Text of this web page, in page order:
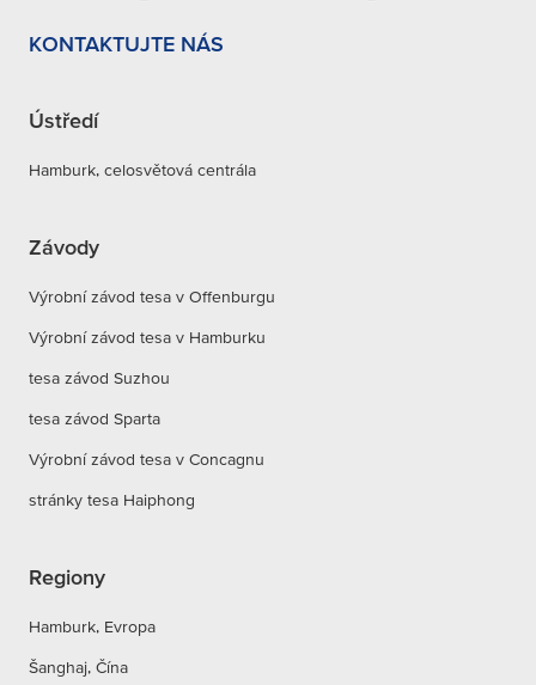
KONTAKTUJTE NÁS
Ústředí
Hamburk, celosvětová centrála
Závody
Výrobní závod tesa v Offenburgu
Výrobní závod tesa v Hamburku
tesa závod Suzhou
tesa závod Sparta
Výrobní závod tesa v Concagnu
stránky tesa Haiphong
Regiony
Hamburk, Evropa
Šanghaj, Čína